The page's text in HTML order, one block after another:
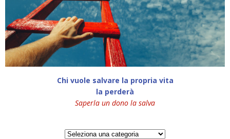
Chi vuole salvare la propria vita
la perderà
Saperla un dono la salva
Categorie